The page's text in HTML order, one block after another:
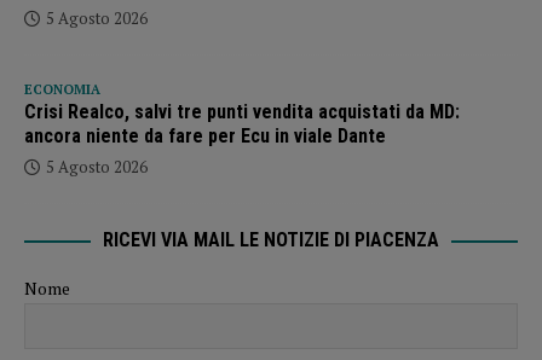
5 Agosto 2026
ECONOMIA
Crisi Realco, salvi tre punti vendita acquistati da MD:
ancora niente da fare per Ecu in viale Dante
5 Agosto 2026
RICEVI VIA MAIL LE NOTIZIE DI PIACENZA
Nome